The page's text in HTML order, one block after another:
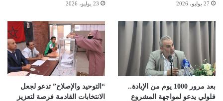
27 يوليو، 2026 23 يوليو، 2026
بعد مرور 1000 يوم من الإبادة..
فلولي يدعو لمواجهة المشروع
“التوحيد والإصلاح” تدعو لجعل
الانتخابات القادمة فرصة لتعزيز